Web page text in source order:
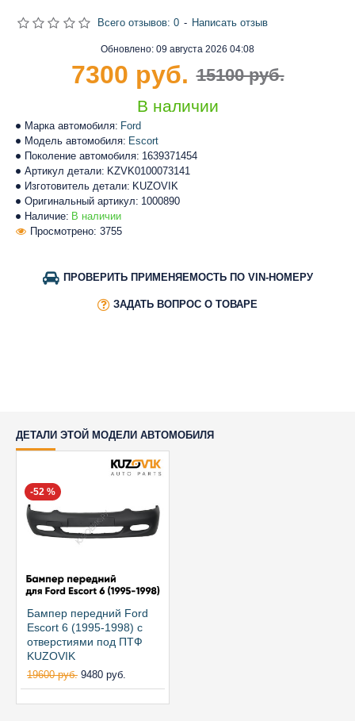
Наличие: В наличии
Марка автомобиля: Ford
Модель автомобиля: Escort
Поколение автомобиля: 1639371454
Артикул детали: KZVK0100073141
Изготовитель детали: KUZOVIK
Оригинальный артикул: 1000890
Просмотрено: 3755
Обновлено: 09 августа 2026 04:08
В наличии
Всего отзывов: 0 - Написать отзыв
15100 руб.
7300 руб.
ПРОВЕРИТЬ ПРИМЕНЯЕМОСТЬ ПО VIN-НОМЕРУ
ЗАДАТЬ ВОПРОС О ТОВАРЕ
ДЕТАЛИ ЭТОЙ МОДЕЛИ АВТОМОБИЛЯ
-52 %
Бампер передний Ford
Escort 6 (1995-1998) с
отверстиями под ПТФ
KUZOVIK
19600 руб. 9480 руб.